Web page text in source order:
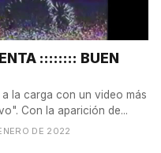
:::::::: BUEN
la carga con un video más
de DAB PRODUCTIONS "Buen Ciervo". Con la aparición de...
DE 2022